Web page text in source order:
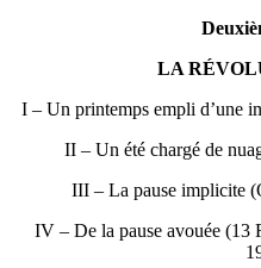
LA
I – Un printemps empli d’une
II – Un été chargé de
III – La pause implicite
IV – De la pause avouée (13